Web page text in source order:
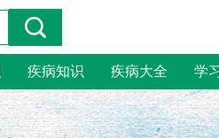
疾病知识 疾病大全 学